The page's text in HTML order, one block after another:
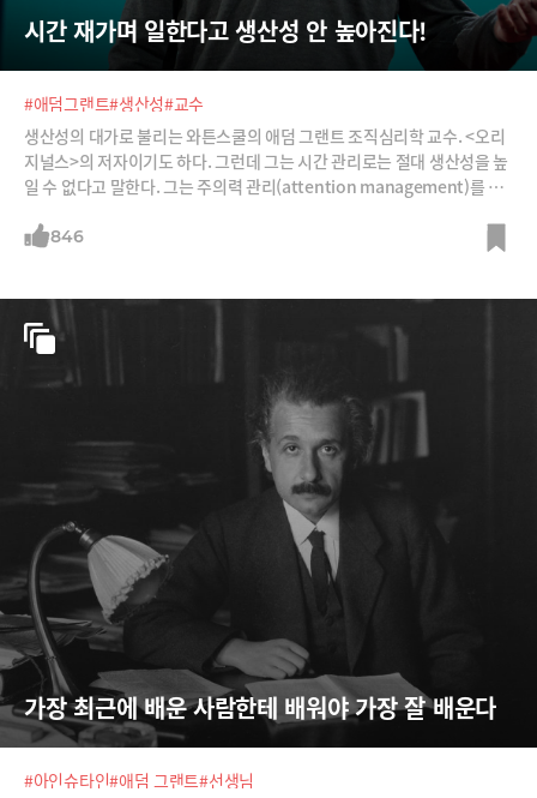
시간 재가며 일한다고 생산성 안 높아진다!
#애덤그랜트#생산성#교수
생산성의 대가로 불리는 와튼스쿨의 애덤 그랜트 조직심리학 교수. <오리
지널스>의 저자이기도 하다. 그런데 그는 시간 관리로는 절대 생산성을 높
일 수 없다고 말한다. 그는 주의력 관리(attention management)를 제
846
가장 최근에 배운 사람한테 배워야 가장 잘 배운다
#아인슈타인#애덤 그랜트#선생님